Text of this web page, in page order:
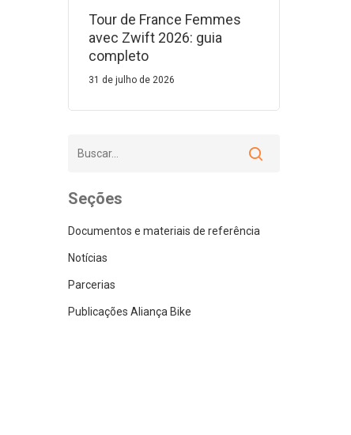
Tour de France Femmes
avec Zwift 2026: guia
completo
31 de julho de 2026
Seções
Documentos e materiais de referência
Notícias
Parcerias
Publicações Aliança Bike